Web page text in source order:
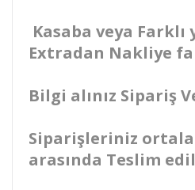
Kasaba veya Farklı
Extradan Nakliye
Bilgi alınız Sipariş
Siparişleriniz
arasında Teslim